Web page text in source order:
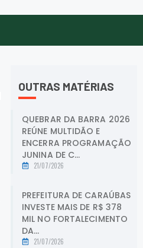
OUTRAS MATÉRIAS
QUEBRAR DA BARRA 2026
REÚNE MULTIDÃO E
ENCERRA PROGRAMAÇÃO
JUNINA DE C...
21/07/2026
PREFEITURA DE CARAÚBAS
INVESTE MAIS DE R$ 378
MIL NO FORTALECIMENTO
DA...
21/07/2026